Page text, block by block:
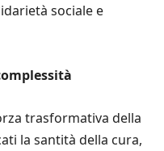
sociale e
trasformativa della
la santità della cura,